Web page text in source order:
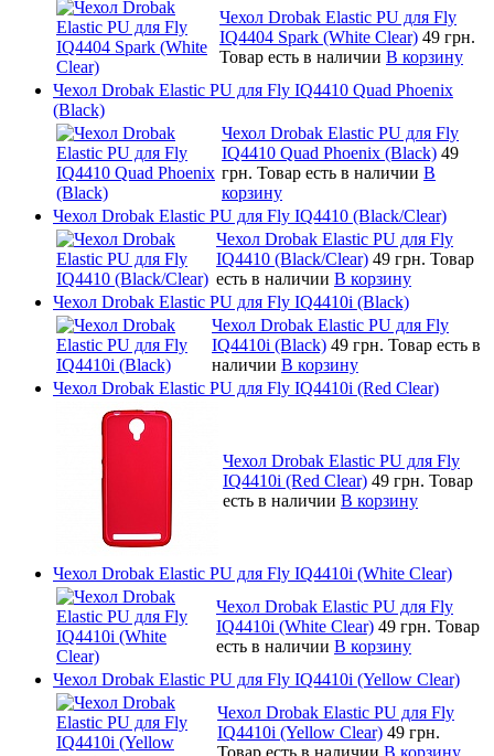
Чехол Drobak Elastic PU для Fly
IQ4404 Spark (White Clear) 49 грн.
Товар есть в наличии В корзину
Чехол Drobak Elastic PU для Fly IQ4410 Quad Phoenix
(Black)
Чехол Drobak Elastic PU для Fly
IQ4410 Quad Phoenix (Black) 49
грн. Товар есть в наличии В
корзину
Чехол Drobak Elastic PU для Fly IQ4410 (Black/Clear)
Чехол Drobak Elastic PU для Fly
IQ4410 (Black/Clear) 49 грн. Товар
есть в наличии В корзину
Чехол Drobak Elastic PU для Fly IQ4410i (Black)
Чехол Drobak Elastic PU для Fly
IQ4410i (Black) 49 грн. Товар есть в
наличии В корзину
Чехол Drobak Elastic PU для Fly IQ4410i (Red Clear)
Чехол Drobak Elastic PU для Fly
IQ4410i (Red Clear) 49 грн. Товар
есть в наличии В корзину
Чехол Drobak Elastic PU для Fly IQ4410i (White Clear)
Чехол Drobak Elastic PU для Fly
IQ4410i (White Clear) 49 грн. Товар
есть в наличии В корзину
Чехол Drobak Elastic PU для Fly IQ4410i (Yellow Clear)
Чехол Drobak Elastic PU для Fly
IQ4410i (Yellow Clear) 49 грн.
Товар есть в наличии В корзину